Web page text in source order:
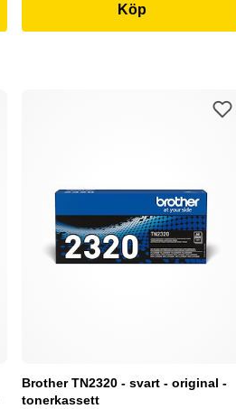
Köp
Brother TN2320 - svart - original -
tonerkassett